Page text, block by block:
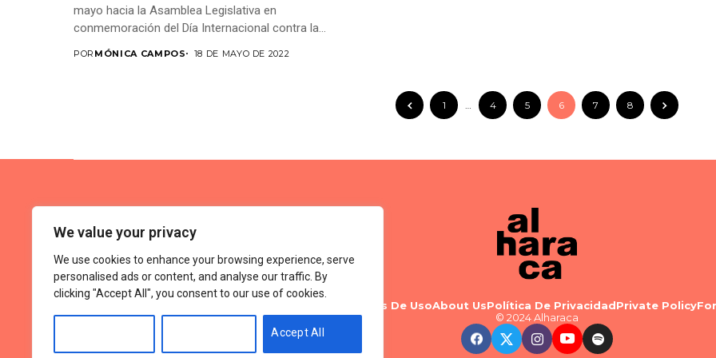
We value your privacy
We use cookies to enhance your browsing experience, serve
personalised ads or content, and analyse our traffic. By
clicking "Accept All", you consent to our use of cookies.
Accept All
mayo hacia la Asamblea Legislativa en
conmemoración del Día Internacional contra la
LGBTIfobia. Les activistas exigieron...
POR MÓNICA CAMPOS 18 DE MAYO DE 2022
1 4 5 6 7 8
Términos De UsoAbout UsPolítica De PrivacidadPrivate Policy
© 2024 Alharaca